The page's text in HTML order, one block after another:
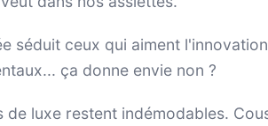
séduit ceux qui aiment
ça donne envie non ?
de luxe restent indémodables.